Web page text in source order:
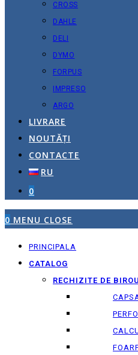
CROSS
DAHLE
DELI
DYMO
FORPUS
IMPRESO
ARGO
LIVRARE
NOUTĂȚI
CONTACTE
RU
0
0 MENU CLOSE
PRINCIPALA
CATALOG
RECHIZITE DE BIROU